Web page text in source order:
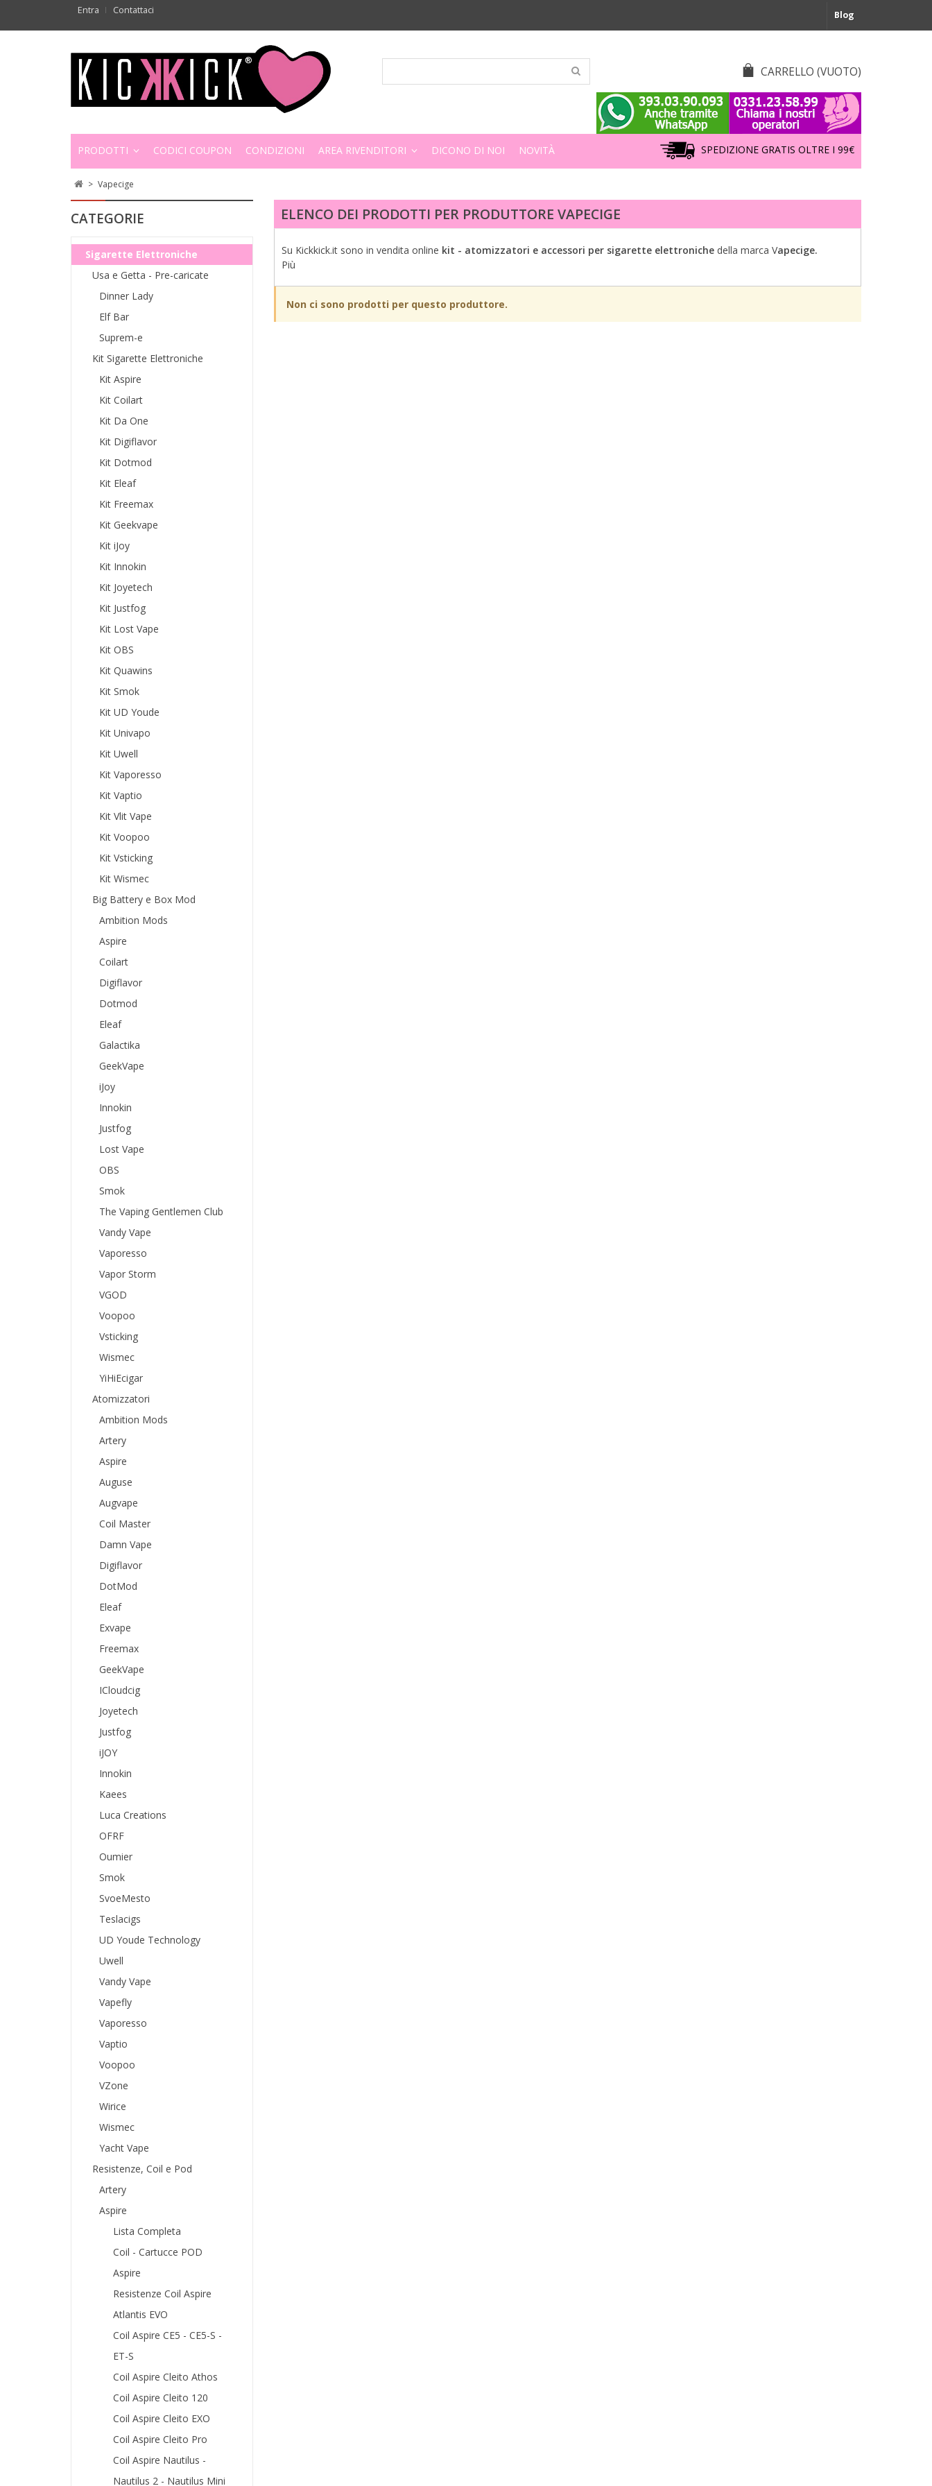
Entra Contattaci Blog
CARRELLO (VUOTO)
PRODOTTI CODICI COUPON CONDIZIONI AREA RIVENDITORI DICONO DI NOI NOVITÀ SPEDIZIONE GRATIS OLTRE I 99€
> Vapecige
CATEGORIE
Sigarette Elettroniche
Usa e Getta - Pre-caricate
Dinner Lady
Elf Bar
Suprem-e
Kit Sigarette Elettroniche
Kit Aspire
Kit Coilart
Kit Da One
Kit Digiflavor
Kit Dotmod
Kit Eleaf
Kit Freemax
Kit Geekvape
Kit iJoy
Kit Innokin
Kit Joyetech
Kit Justfog
Kit Lost Vape
Kit OBS
Kit Quawins
Kit Smok
Kit UD Youde
Kit Univapo
Kit Uwell
Kit Vaporesso
Kit Vaptio
Kit Vlit Vape
Kit Voopoo
Kit Vsticking
Kit Wismec
Big Battery e Box Mod
Ambition Mods
Aspire
Coilart
Digiflavor
Dotmod
Eleaf
Galactika
GeekVape
iJoy
Innokin
Justfog
Lost Vape
OBS
Smok
The Vaping Gentlemen Club
Vandy Vape
Vaporesso
Vapor Storm
VGOD
Voopoo
Vsticking
Wismec
YiHiEcigar
Atomizzatori
Ambition Mods
Artery
Aspire
Auguse
Augvape
Coil Master
Damn Vape
Digiflavor
DotMod
Eleaf
Exvape
Freemax
GeekVape
ICloudcig
Joyetech
Justfog
iJOY
Innokin
Kaees
Luca Creations
OFRF
Oumier
Smok
SvoeMesto
Teslacigs
UD Youde Technology
Uwell
Vandy Vape
Vapefly
Vaporesso
Vaptio
Voopoo
VZone
Wirice
Wismec
Yacht Vape
Resistenze, Coil e Pod
Artery
Aspire
Lista Completa
Coil - Cartucce POD
Aspire
Resistenze Coil Aspire
Atlantis EVO
Coil Aspire CE5 - CE5-S -
ET-S
Coil Aspire Cleito Athos
Coil Aspire Cleito 120
Coil Aspire Cleito EXO
Coil Aspire Cleito Pro
Coil Aspire Nautilus -
Nautilus 2 - Nautilus Mini
ELENCO DEI PRODOTTI PER PRODUTTORE VAPECIGE
Su Kickkick.it sono in vendita online kit - atomizzatori e accessori per sigarette elettronichedella marca Vapecige.
Più
Non ci sono prodotti per questo produttore.